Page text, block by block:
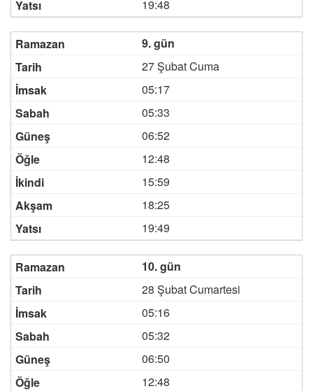
19:48
9. gün
27 Şubat Cuma
05:17
05:33
06:52
12:48
15:59
18:25
19:49
10. gün
28 Şubat Cumartesi
05:16
05:32
06:50
12:48